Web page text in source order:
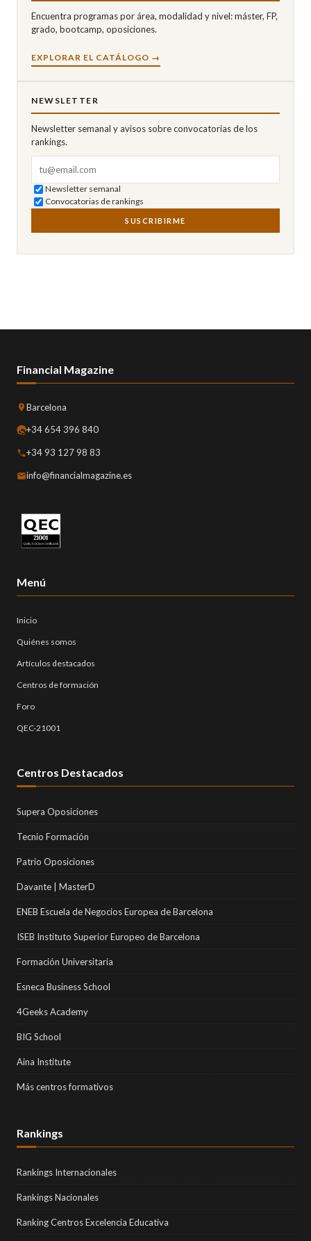
Encuentra programas por área, modalidad y nivel: máster, FP,
grado, bootcamp, oposiciones.
EXPLORAR EL CATÁLOGO →
NEWSLETTER
Newsletter semanal y avisos sobre convocatorias de los
rankings.
Newsletter semanal
Convocatorias de rankings
SUSCRIBIRME
Financial Magazine
Barcelona
+34 654 396 840
+34 93 127 98 83
info@financialmagazine.es
Menú
Inicio
Quiénes somos
Artículos destacados
Centros de formación
Foro
QEC-21001
Centros Destacados
Supera Oposiciones
Tecnio Formación
Patrio Oposiciones
Davante | MasterD
ENEB Escuela de Negocios Europea de Barcelona
ISEB Instituto Superior Europeo de Barcelona
Formación Universitaria
Esneca Business School
4Geeks Academy
BIG School
Aina Institute
Más centros formativos
Rankings
Rankings Internacionales
Rankings Nacionales
Ranking Centros Excelencia Educativa